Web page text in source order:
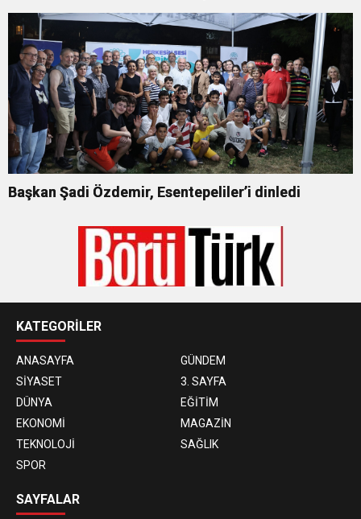
Başkan Şadi Özdemir, Esentepeliler’i dinledi
KATEGORİLER
ANASAYFA
GÜNDEM
SİYASET
3. SAYFA
DÜNYA
EĞİTİM
EKONOMİ
MAGAZİN
TEKNOLOJİ
SAĞLIK
SPOR
SAYFALAR